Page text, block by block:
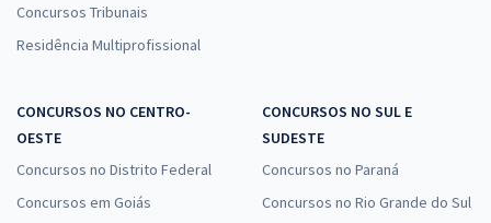
Concursos Tribunais
Residência Multiprofissional
CONCURSOS NO CENTRO-
OESTE
Concursos no Distrito Federal
Concursos em Goiás
CONCURSOS NO SUL E
SUDESTE
Concursos no Paraná
Concursos no Rio Grande do Sul